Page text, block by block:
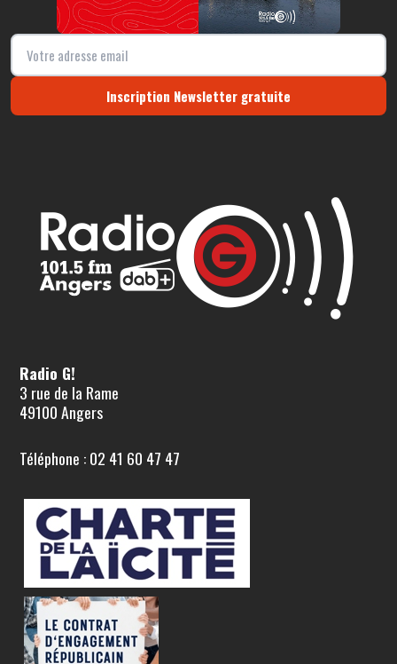
Inscription Newsletter gratuite
Radio G!
3 rue de la Rame
49100 Angers
Téléphone : 02 41 60 47 47